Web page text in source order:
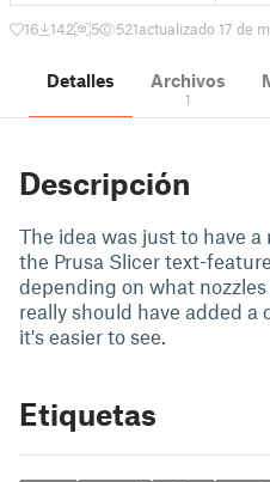
16 142 5 521actualizado 17 de
Detalles Archivos
1
Descripción
The idea was just to have
the Prusa Slicer text-
depending on what
really should have added a
it's easier to see.
Etiquetas